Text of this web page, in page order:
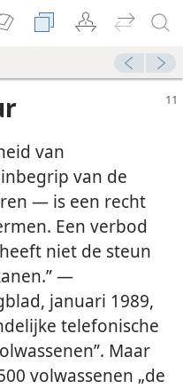
van
van de
— is een recht
Een verbod
niet de steun
—
januari 1989,
telefonische
Maar
volwassenen „de